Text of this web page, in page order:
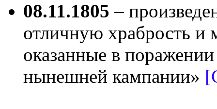
08.11.1805 –
отличную храбрость и
оказанные в
нынешней кампании»